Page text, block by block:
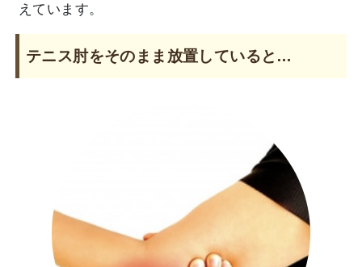
えています。
テニス肘をそのまま放置していると…